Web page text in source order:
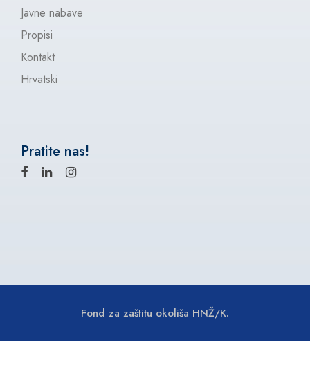
Javne nabave
Propisi
Kontakt
Hrvatski
Pratite nas!
Fond za zaštitu okoliša HNŽ/K.